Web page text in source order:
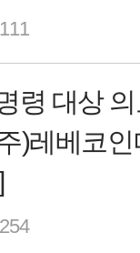
령 대상
)레베코